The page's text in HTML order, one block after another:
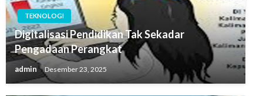
TEKNOLOGI
Digitalisasi Pendidikan Tak Sekadar
Pengadaan Perangkat
admin Desember 23, 2025